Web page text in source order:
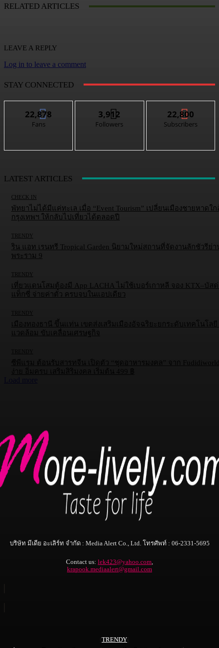
RELATED ARTICLES
CHECK IN
TRENDY
TRENDY
LEAVE A REPLY
Log in to leave a comment
STAY CONNECTED
22,878
Fans
3,912
Followers
22,800
Subscribers
LATEST ARTICLES
CHECK IN
พัทยาไม่ได้มีแค่ทะเล เมื่อ “Event Tourism” เปลี่ยนเมืองชายหาดใก
กรุงเทพฯ ให้กลับไปเที่ยวได้ตลอดปี
TRENDY
ริน แอท เรนทรี Tropical Garden นิยามใหม่สถานที่จัดงานลักชัวรีย่า
พระราม 9
TRENDY
เที่ยวแดนโสมต้องมี App LACHA ไม่ใช้เบอร์เกาหลี จอง KTX–บัส
แท็กซี่ จ่ายค่าตั๋ว ครบจบในแอปเดียว
TRENDY
เมืองทองธานี ขึ้นแท่น เขตส่งเสริมเมืองอัจฉริยะยกระดับเทคโนโลยี
แวดล้อม ขับเคลื่อนเศรษฐกิจ
TRENDY
บริษัท มีเดีย อะเลิร์ท จำกัด : Media Alert Co., Ltd. โทรศัพท์ : 06-2331-5695
Contact us: lek423@yahoo.com
krapook.mediaalert@gmail.com